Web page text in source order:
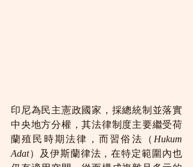
印尼為民主憲政國家，採總統制並落實
中央地方分權，其法律制度主要繼受荷
蘭殖民時期法律，而習俗法（ Hukum
Adat）及伊斯蘭律法，在特定範圍內也